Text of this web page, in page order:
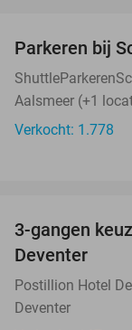
Parkeren bij
Aalsmeer (+1
Verkocht: 1.778
3-gangen
Deventer
Postillion Hotel
Deventer